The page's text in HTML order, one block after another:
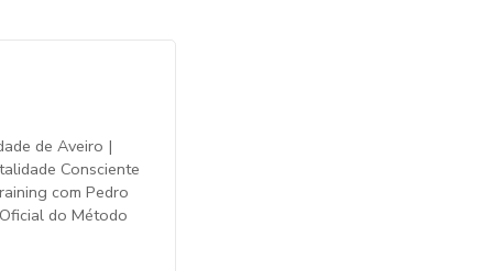
de Aveiro |
Consciente
com Pedro
do Método